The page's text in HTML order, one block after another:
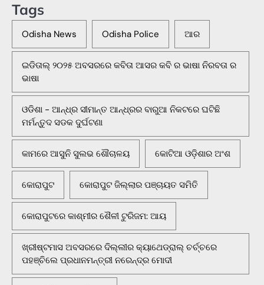
Tags
Odisha News Odisha Police ଆର
ଇଡିତାଲ୍ ୨୦୨୫ ଅବସରରେ କବିତା ଆସର କବି ର ଭାଷା ନିରବତା ର
ଭାଷା
ଓଡିଶା - ଆନ୍ଧ୍ର ସୀମାନ୍ତ ଆନ୍ଧ୍ରର ବାରୁଆ ନିକଟରେ ଘଟିଛି
ମର୍ମନ୍ତୁଦ ସଡକ ଦୁର୍ଘଟଣା
କାମରେ ଆସୁନି ସୁଲଭ ଶୌଚାଳୟ କୋଟିଆ ଓଡ଼ିଶାର ଅଂଶ
କୋରାପୁଟ କୋରାପୁଟ ଜିଲ୍ଲାର ପଞ୍ଚାୟତ ସମିତି
କୋରାପୁଟରେ କାଶ୍ମୀର ଶୈଳୀ ଟୁରିଜମ: ଆୟ
ଖ୍ରୀଷ୍ଟମାସ ଅବସରରେ ଦିଲ୍ଲୀର କ୍ୟାଥେଡ୍ରାଲ୍ ଚର୍ଚ୍ଚରେ
ପହଞ୍ଚିଲେ ପ୍ରଧାନମନ୍ତ୍ରୀ ନରେନ୍ଦ୍ର ମୋଦୀ